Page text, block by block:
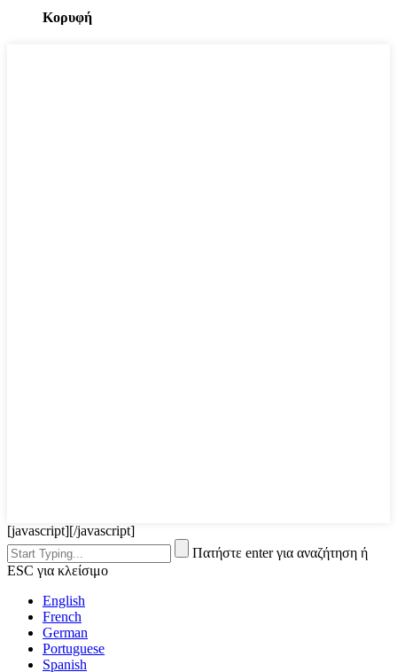
Κορυφή
[javascript][/javascript]
Πατήστε enter για αναζήτηση ή
ESC για κλείσιμο
English
French
German
Portuguese
Spanish